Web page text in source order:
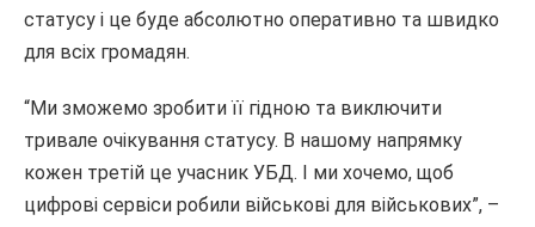
статусу і це буде абсолютно оперативно та швидко
для всіх громадян.
“Ми зможемо зробити її гідною та виключити
тривале очікування статусу. В нашому напрямку
кожен третій це учасник УБД. І ми хочемо, щоб
цифрові сервіси робили військові для військових”, –